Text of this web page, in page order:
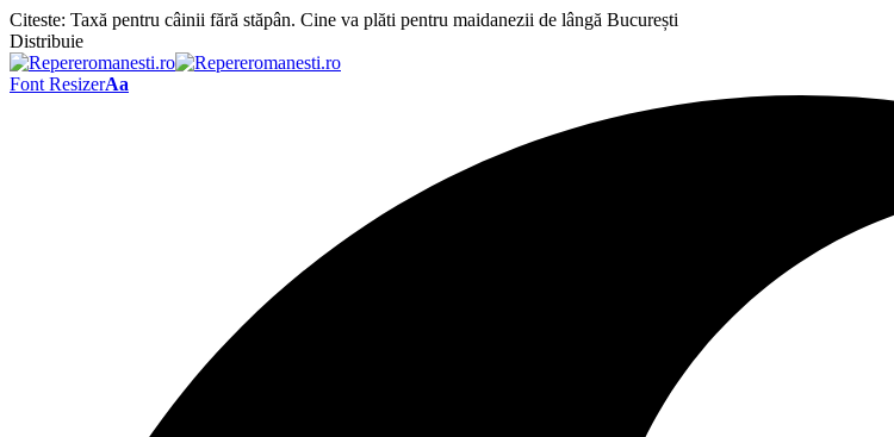
Citeste: Taxă pentru câinii fără stăpân. Cine va plăti pentru maidanezii de lângă București
Distribuie
Font ResizerAa